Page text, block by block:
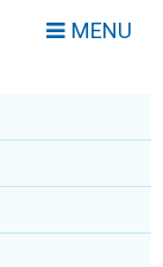
MENU